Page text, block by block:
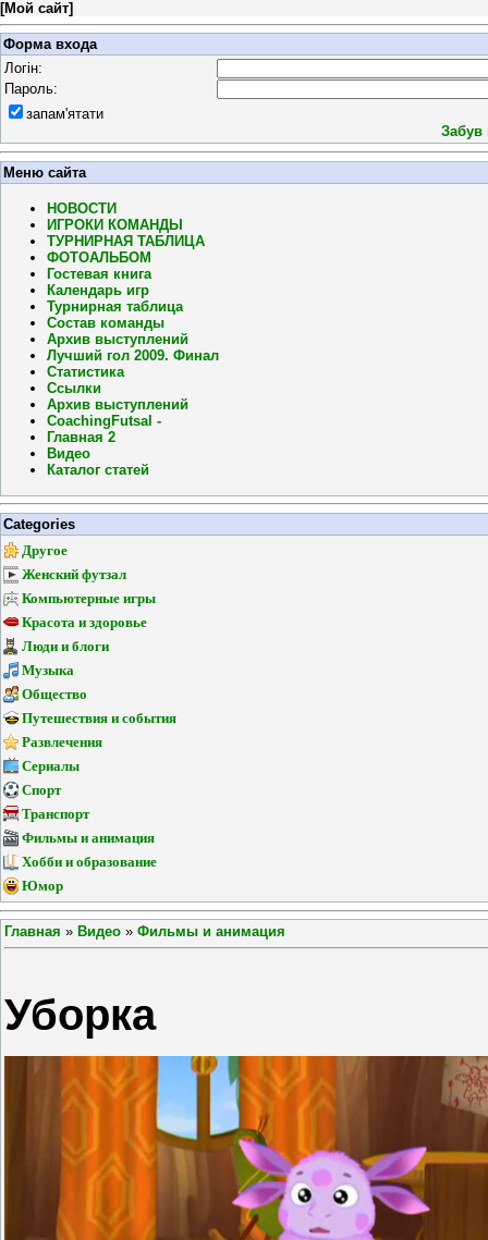
[Мой сайт]
Форма входа
Логін:
Пароль:
запам'ятати
Забув
Меню сайта
НОВОСТИ
ИГРОКИ КОМАНДЫ
ТУРНИРНАЯ ТАБЛИЦА
ФОТОАЛЬБОМ
Гостевая книга
Календарь игр
Турнирная таблица
Состав команды
Архив выступлений
Лучший гол 2009. Финал
Статистика
Ссылки
Архив выступлений
CoachingFutsal -
Главная 2
Видео
Каталог статей
Categories
Другое
Женский футзал
Компьютерные игры
Красота и здоровье
Люди и блоги
Музыка
Общество
Путешествия и события
Развлечения
Сериалы
Спорт
Транспорт
Фильмы и анимация
Хобби и образование
Юмор
Главная » Видео » Фильмы и анимация
Уборка